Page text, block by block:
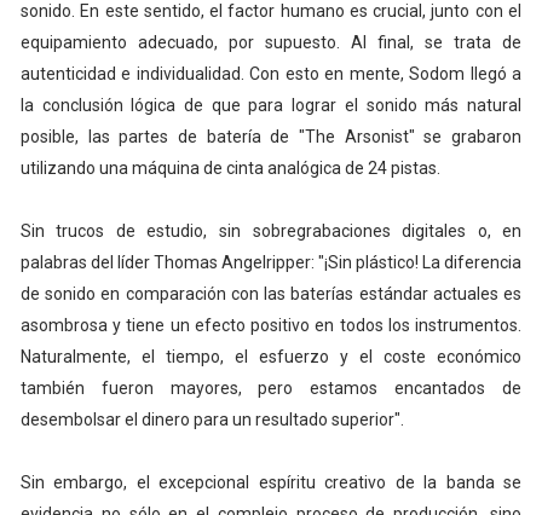
sonido. En este sentido, el factor humano es crucial, junto con el
equipamiento adecuado, por supuesto. Al final, se trata de
autenticidad e individualidad. Con esto en mente, Sodom llegó a
la conclusión lógica de que para lograr el sonido más natural
posible, las partes de batería de "The Arsonist" se grabaron
utilizando una máquina de cinta analógica de 24 pistas.
Sin trucos de estudio, sin sobregrabaciones digitales o, en
palabras del líder Thomas Angelripper: "¡Sin plástico! La diferencia
de sonido en comparación con las baterías estándar actuales es
asombrosa y tiene un efecto positivo en todos los instrumentos.
Naturalmente, el tiempo, el esfuerzo y el coste económico
también fueron mayores, pero estamos encantados de
desembolsar el dinero para un resultado superior".
Sin embargo, el excepcional espíritu creativo de la banda se